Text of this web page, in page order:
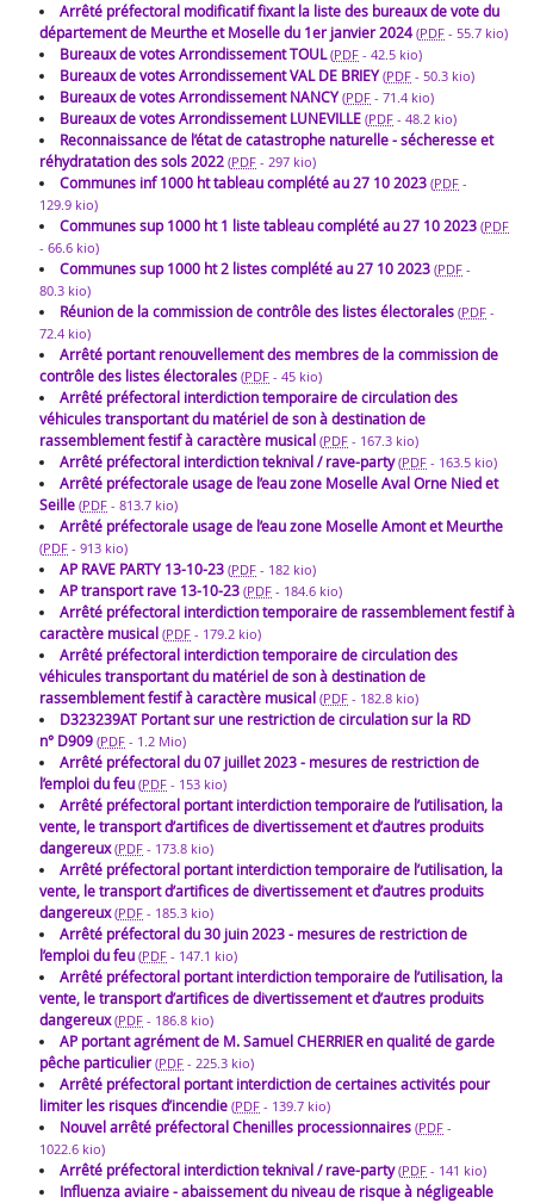
Arrêté préfectoral modificatif fixant la liste des bureaux de vote du
département de Meurthe et Moselle du 1er janvier 2024 (PDF - 55.7 kio)
Bureaux de votes Arrondissement TOUL (PDF - 42.5 kio)
Bureaux de votes Arrondissement VAL DE BRIEY (PDF - 50.3 kio)
Bureaux de votes Arrondissement NANCY (PDF - 71.4 kio)
Bureaux de votes Arrondissement LUNEVILLE (PDF - 48.2 kio)
Reconnaissance de l’état de catastrophe naturelle - sécheresse et
réhydratation des sols 2022 (PDF - 297 kio)
Communes inf 1000 ht tableau complété au 27 10 2023 (PDF -
129.9 kio)
Communes sup 1000 ht 1 liste tableau complété au 27 10 2023 (PDF
- 66.6 kio)
Communes sup 1000 ht 2 listes complété au 27 10 2023 (PDF -
80.3 kio)
Réunion de la commission de contrôle des listes électorales (PDF -
72.4 kio)
Arrêté portant renouvellement des membres de la commission de
contrôle des listes électorales (PDF - 45 kio)
Arrêté préfectoral interdiction temporaire de circulation des
véhicules transportant du matériel de son à destination de
rassemblement festif à caractère musical (PDF - 167.3 kio)
Arrêté préfectoral interdiction teknival / rave-party (PDF - 163.5 kio)
Arrêté préfectorale usage de l’eau zone Moselle Aval Orne Nied et
Seille (PDF - 813.7 kio)
Arrêté préfectorale usage de l’eau zone Moselle Amont et Meurthe
(PDF - 913 kio)
AP RAVE PARTY 13-10-23 (PDF - 182 kio)
AP transport rave 13-10-23 (PDF - 184.6 kio)
Arrêté préfectoral interdiction temporaire de rassemblement festif à
caractère musical (PDF - 179.2 kio)
Arrêté préfectoral interdiction temporaire de circulation des
véhicules transportant du matériel de son à destination de
rassemblement festif à caractère musical (PDF - 182.8 kio)
D323239AT Portant sur une restriction de circulation sur la RD
n° D909 (PDF - 1.2 Mio)
Arrêté préfectoral du 07 juillet 2023 - mesures de restriction de
l’emploi du feu (PDF - 153 kio)
Arrêté préfectoral portant interdiction temporaire de l’utilisation, la
vente, le transport d’artifices de divertissement et d’autres produits
dangereux (PDF - 173.8 kio)
Arrêté préfectoral portant interdiction temporaire de l’utilisation, la
vente, le transport d’artifices de divertissement et d’autres produits
dangereux (PDF - 185.3 kio)
Arrêté préfectoral du 30 juin 2023 - mesures de restriction de
l’emploi du feu (PDF - 147.1 kio)
Arrêté préfectoral portant interdiction temporaire de l’utilisation, la
vente, le transport d’artifices de divertissement et d’autres produits
dangereux (PDF - 186.8 kio)
AP portant agrément de M. Samuel CHERRIER en qualité de garde
pêche particulier (PDF - 225.3 kio)
Arrêté préfectoral portant interdiction de certaines activités pour
limiter les risques d’incendie (PDF - 139.7 kio)
Nouvel arrêté préfectoral Chenilles processionnaires (PDF -
1022.6 kio)
Arrêté préfectoral interdiction teknival / rave-party (PDF - 141 kio)
Influenza aviaire - abaissement du niveau de risque à négligeable